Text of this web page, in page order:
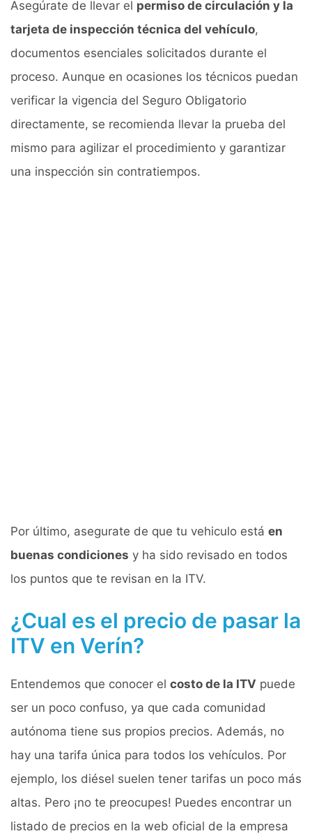
Asegúrate de llevar el permiso de circulación y la
tarjeta de inspección técnica del vehículo,
documentos esenciales solicitados durante el
proceso. Aunque en ocasiones los técnicos puedan
verificar la vigencia del Seguro Obligatorio
directamente, se recomienda llevar la prueba del
mismo para agilizar el procedimiento y garantizar
una inspección sin contratiempos.
Por último, asegurate de que tu vehiculo está en
buenas condiciones y ha sido revisado en todos
los puntos que te revisan en la ITV.
¿Cual es el precio de pasar la
ITV en Verín?
Entendemos que conocer el costo de la ITV puede
ser un poco confuso, ya que cada comunidad
autónoma tiene sus propios precios. Además, no
hay una tarifa única para todos los vehículos. Por
ejemplo, los diésel suelen tener tarifas un poco más
altas. Pero ¡no te preocupes! Puedes encontrar un
listado de precios en la web oficial de la empresa